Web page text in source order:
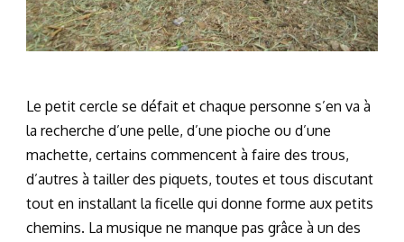
Le petit cercle se défait et chaque personne s’en va à
la recherche d’une pelle, d’une pioche ou d’une
machette, certains commencent à faire des trous,
d’autres à tailler des piquets, toutes et tous discutant
tout en installant la ficelle qui donne forme aux petits
chemins. La musique ne manque pas grâce à un des